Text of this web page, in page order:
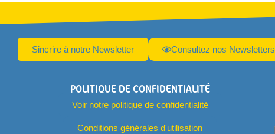
Sincrire à notre Newsletter Consultez nos Newsletters
POLITIQUE DE CONFIDENTIALITÉ
Voir notre politique de confidentialité
Conditions générales d'utilisation